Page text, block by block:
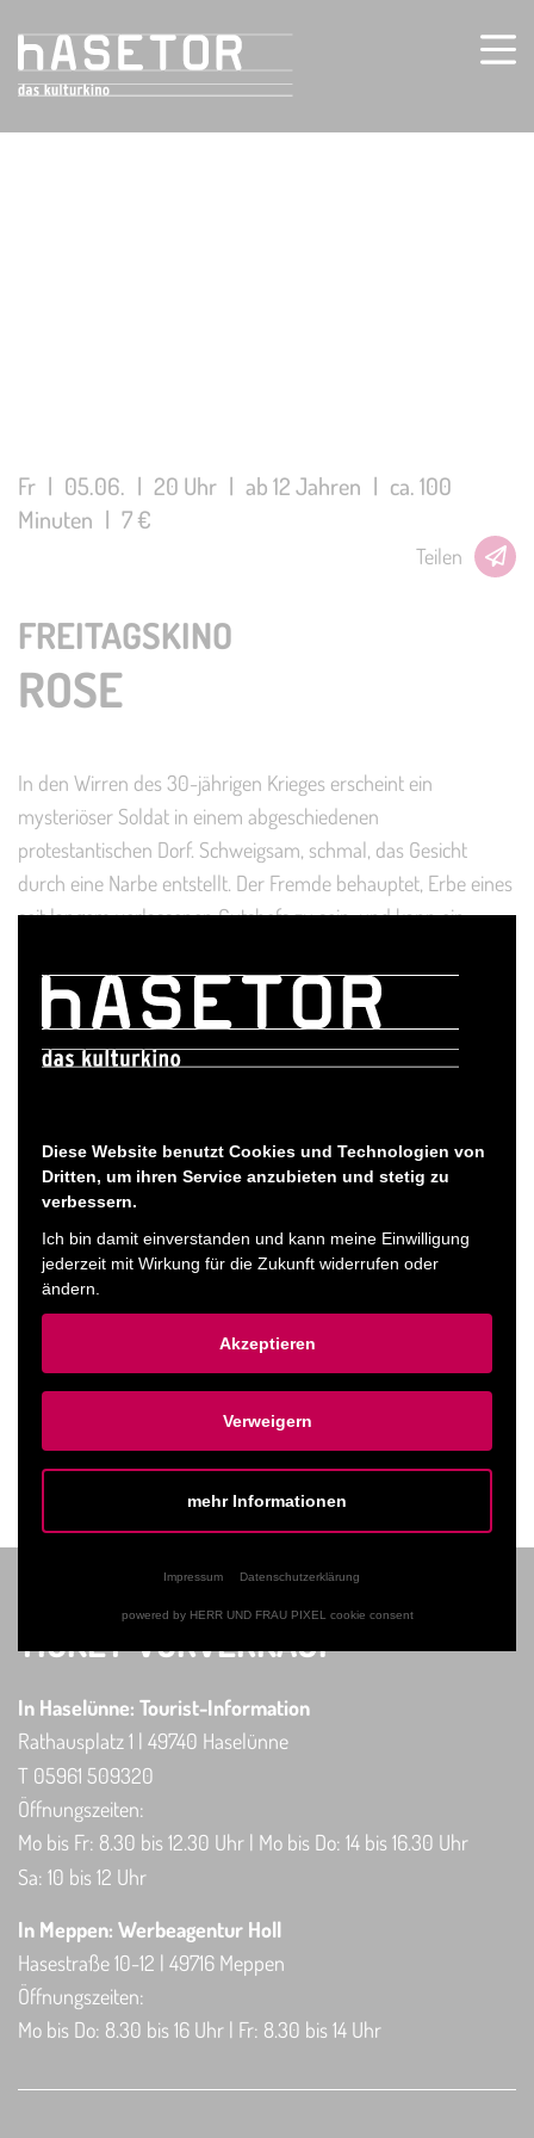
Fr | 05.06. | 20 Uhr | ab 12 Jahren | ca. 100
Minuten | 7 €
Teilen
FREITAGSKINO
ROSE
In den Wirren des 30-jährigen Krieges erscheint ein
mysteriöser Soldat in einem abgeschiedenen
protestantischen Dorf. Schweigsam, schmal, das Gesicht
durch eine Narbe entstellt. Der Fremde behauptet, Erbe eines
seit langem verlassenen Gutshofs zu sein, und kann ein
großen Missfallen der Dorfgemeinde. Allerdings setzt der
Fremde alles daran, hier sein Glück zu finden. Sein Streben
nach Anerkennung und Akzeptanz werden aber durch sein
hat der Soldat seinen Weg in das Dorf genommen. Doch um
seine Ziele zu erreichen, wird er auch nicht vor der
Großbauern zurückschrecken. Denn wer so weit gekommen
ist, hält bald alles für möglich.
Ticket kaufen
ZURÜCK ZUM PROGRAMM
TICKET-VORVERKAUF
In Haselünne: Tourist-Information
Rathausplatz 1 | 49740 Haselünne
T 05961 509320
Öffnungszeiten:
Mo bis Fr: 8.30 bis 12.30 Uhr | Mo bis Do: 14 bis 16.30 Uhr
Sa: 10 bis 12 Uhr
In Meppen: Werbeagentur Holl
Hasestraße 10-12 | 49716 Meppen
Öffnungszeiten:
Mo bis Do: 8.30 bis 16 Uhr | Fr: 8.30 bis 14 Uhr
Diese Website benutzt Cookies und Technologien von
Dritten, um ihren Service anzubieten und stetig zu
verbessern.
Ich bin damit einverstanden und kann meine Einwilligung
jederzeit mit Wirkung für die Zukunft widerrufen oder
ändern.
Akzeptieren
Verweigern
mehr Informationen
Impressum Datenschutzerklärung
powered by HERR UND FRAU PIXEL cookie consent